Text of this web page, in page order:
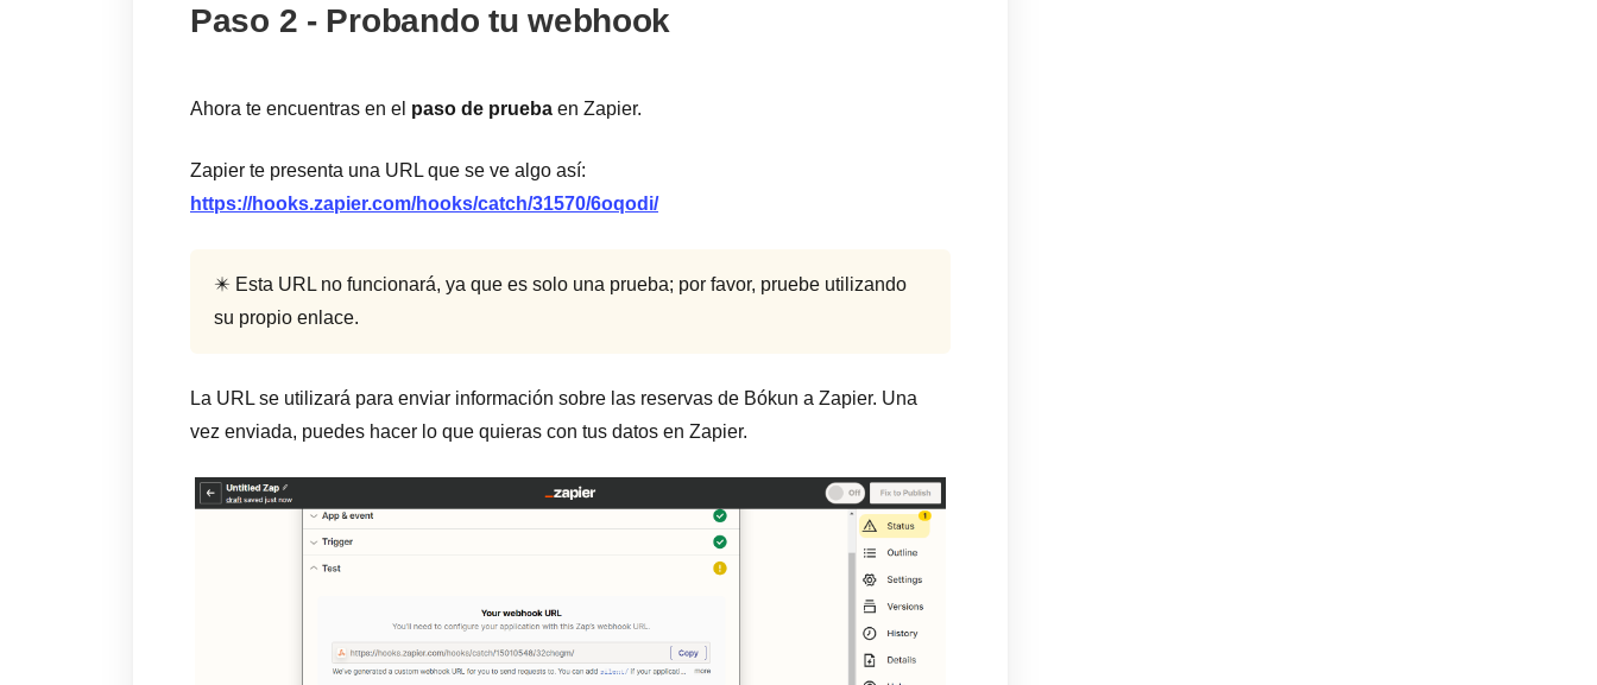
Paso 2 - Probando tu webhook
Ahora te encuentras en el paso de prueba en Zapier.
Zapier te presenta una URL que se ve algo así:
https://hooks.zapier.com/hooks/catch/31570/6oqodi/
✴️ Esta URL no funcionará, ya que es solo una prueba; por favor, pruebe utilizando
su propio enlace.
La URL se utilizará para enviar información sobre las reservas de Bókun a Zapier. Una
vez enviada, puedes hacer lo que quieras con tus datos en Zapier.